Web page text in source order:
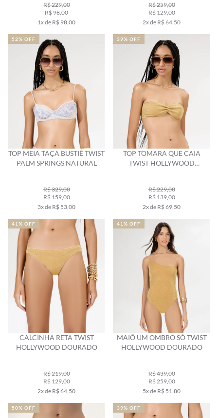
R$ 229,00
R$ 98,00
1x de R$ 98,00
R$ 259,00
R$ 129,00
2x de R$ 64,50
TOP MEIA TAÇA BUSTIÊ TWIST
PALM SPRINGS NATURAL
R$ 329,00
R$ 159,00
3x de R$ 53,00
52% OFF
TOP TOMARA QUE CAIA
TWIST HOLLYWOOD
R$ 229,00
R$ 139,00
2x de R$ 69,50
39% OFF
CALCINHA RETA TWIST
HOLLYWOOD DOURADO
R$ 219,00
R$ 129,00
2x de R$ 64,50
41% OFF
MAIÔ UM OMBRO SÓ TWIST
HOLLYWOOD DOURADO
R$ 439,00
R$ 259,00
5x de R$ 51,80
41% OFF
50% OFF 39% OFF